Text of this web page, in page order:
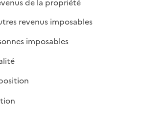
de la propriété
revenus imposables
imposables